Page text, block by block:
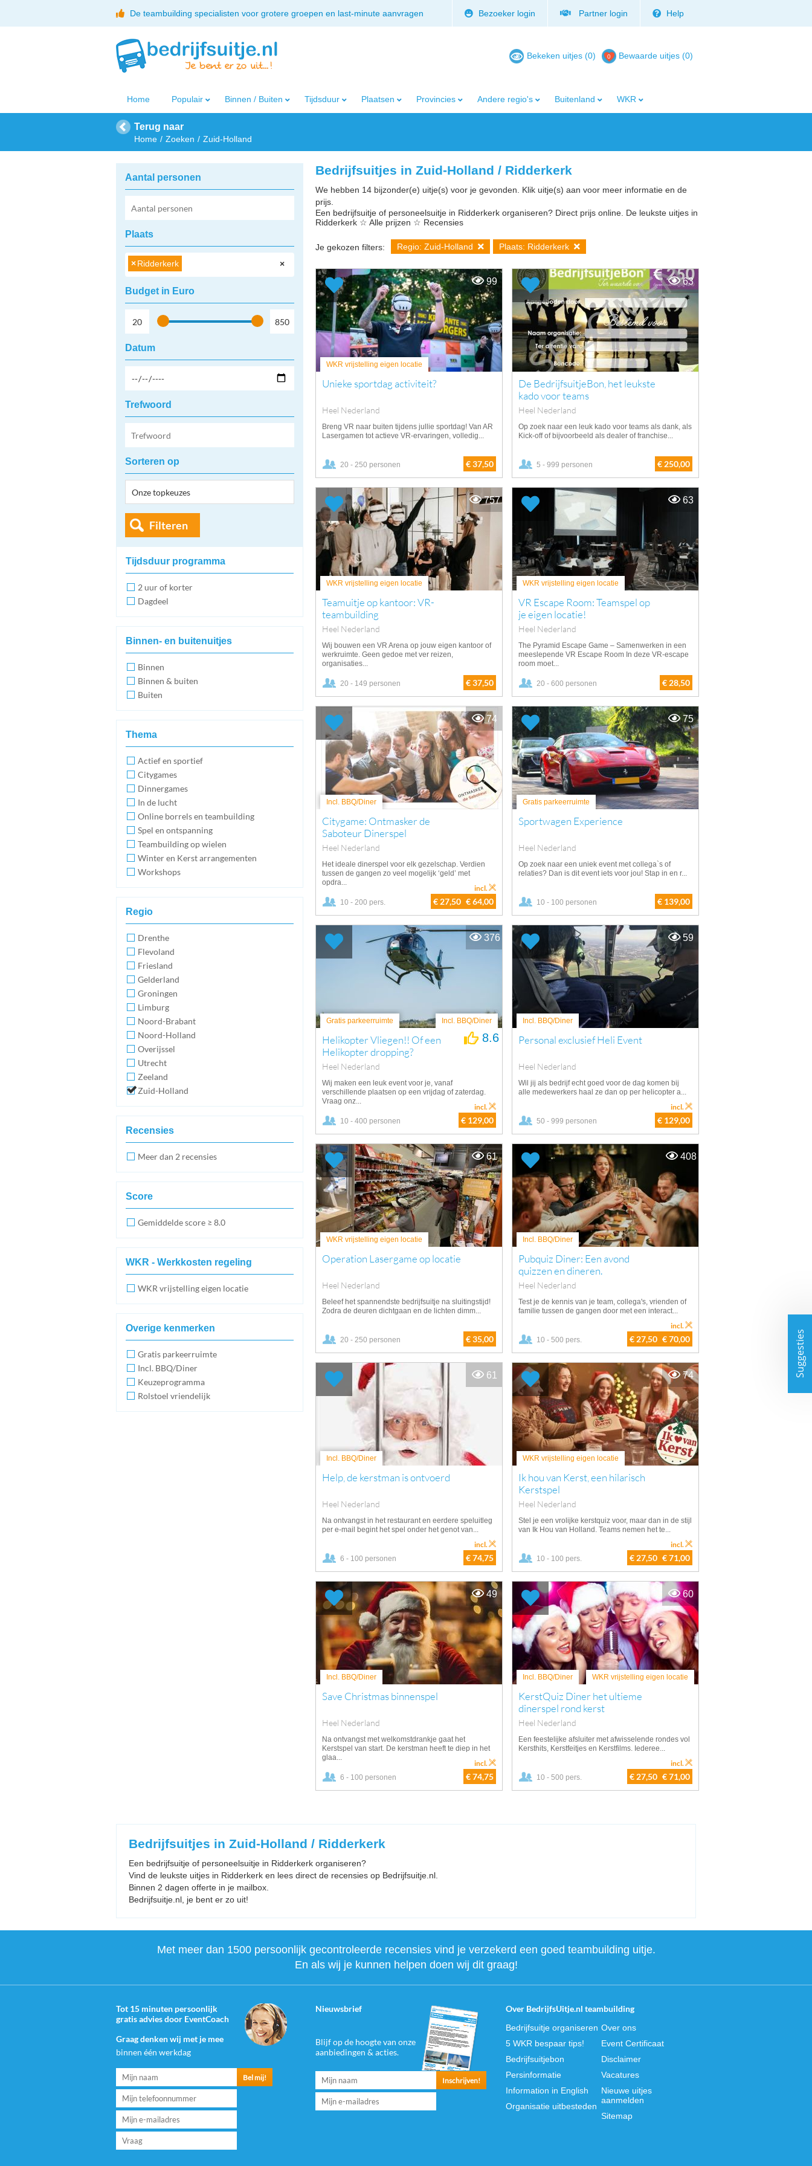
De teambuilding specialisten voor grotere groepen en last-minute aanvragen Bezoeker login Partner login Help
Bekeken uitjes (0) Bewaarde uitjes (0)
Home Populair Binnen / Buiten Tijdsduur Plaatsen Provincies Andere regio's Buitenland WKR
Terug naar
Home Zoeken Zuid-Holland
Aantal personen
Plaats
×
×Ridderkerk
Budget in Euro
Datum
Trefwoord
Sorteren op
Filteren
Tijdsduur programma
2 uur of korter
Dagdeel
Binnen- en buitenuitjes
Binnen
Binnen & buiten
Buiten
Thema
Actief en sportief
Citygames
Dinnergames
In de lucht
Online borrels en teambuilding
Spel en ontspanning
Teambuilding op wielen
Winter en Kerst arrangementen
Workshops
Regio
Drenthe
Flevoland
Friesland
Gelderland
Groningen
Limburg
Noord-Brabant
Noord-Holland
Overijssel
Utrecht
Zeeland
Zuid-Holland
Recensies
Meer dan 2 recensies
Score
Gemiddelde score ≥ 8.0
WKR - Werkkosten regeling
WKR vrijstelling eigen locatie
Overige kenmerken
Gratis parkeerruimte
Incl. BBQ/Diner
Keuzeprogramma
Rolstoel vriendelijk
Bedrijfsuitjes in Zuid-Holland / Ridderkerk
We hebben 14 bijzonder(e) uitje(s) voor je gevonden. Klik uitje(s) aan voor meer informatie en de
prijs.
Een bedrijfsuitje of personeelsuitje in Ridderkerk organiseren? Direct prijs online. De leukste uitjes in
Ridderkerk ☆ Alle prijzen ☆ Recensies
Je gekozen filters: Regio: Zuid-Holland Plaats: Ridderkerk
WKR vrijstelling eigen locatie
Unieke sportdag activiteit?
Heel Nederland
Breng VR naar buiten tijdens jullie sportdag! Van AR
Lasergamen tot actieve VR-ervaringen, volledig...
20 - 250 personen € 37,50
99
De BedrijfsuitjeBon, het leukste
kado voor teams
Heel Nederland
Op zoek naar een leuk kado voor teams als dank, als
Kick-off of bijvoorbeeld als dealer of franchise...
5 - 999 personen € 250,00
63
WKR vrijstelling eigen locatie
Teamuitje op kantoor: VR-
teambuilding
Heel Nederland
Wij bouwen een VR Arena op jouw eigen kantoor of
werkruimte. Geen gedoe met ver reizen,
organisaties...
20 - 149 personen € 37,50
757
WKR vrijstelling eigen locatie
VR Escape Room: Teamspel op
je eigen locatie!
Heel Nederland
The Pyramid Escape Game – Samenwerken in een
meeslepende VR Escape Room In deze VR-escape
room moet...
20 - 600 personen € 28,50
63
Incl. BBQ/Diner
Citygame: Ontmasker de
Saboteur Dinerspel
Heel Nederland
Het ideale dinerspel voor elk gezelschap. Verdien
tussen de gangen zo veel mogelijk ‘geld’ met
opdra...
10 - 200 pers. € 27,50 € 64,00
incl.
74
Gratis parkeerruimte
Sportwagen Experience
Heel Nederland
Op zoek naar een uniek event met collega`s of
relaties? Dan is dit event iets voor jou! Stap in en r...
10 - 100 personen € 139,00
75
Gratis parkeerruimte Incl. BBQ/Diner
Helikopter Vliegen!! Of een
Helikopter dropping?
Heel Nederland
8.6
Wij maken een leuk event voor je, vanaf
verschillende plaatsen op een vrijdag of zaterdag.
Vraag onz...
10 - 400 personen € 129,00
incl.
376
Incl. BBQ/Diner
Personal exclusief Heli Event
Heel Nederland
Wil jij als bedrijf echt goed voor de dag komen bij
alle medewerkers haal ze dan op per helicopter a...
50 - 999 personen € 129,00
incl.
59
WKR vrijstelling eigen locatie
Operation Lasergame op locatie
Heel Nederland
Beleef het spannendste bedrijfsuitje na sluitingstijd!
Zodra de deuren dichtgaan en de lichten dimm...
20 - 250 personen € 35,00
61
Incl. BBQ/Diner
Pubquiz Diner: Een avond
quizzen en dineren.
Heel Nederland
Test je de kennis van je team, collega's, vrienden of
familie tussen de gangen door met een interact...
10 - 500 pers. € 27,50 € 70,00
incl.
408
Incl. BBQ/Diner
Help, de kerstman is ontvoerd
Heel Nederland
Na ontvangst in het restaurant en eerdere speluitleg
per e-mail begint het spel onder het genot van...
6 - 100 personen € 74,75
incl.
61
WKR vrijstelling eigen locatie
Ik hou van Kerst, een hilarisch
Kerstspel
Heel Nederland
Stel je een vrolijke kerstquiz voor, maar dan in de stijl
van Ik Hou van Holland. Teams nemen het te...
10 - 100 pers. € 27,50 € 71,00
incl.
74
Incl. BBQ/Diner
Save Christmas binnenspel
Heel Nederland
Na ontvangst met welkomstdrankje gaat het
Kerstspel van start. De kerstman heeft te diep in het
glaa...
6 - 100 personen € 74,75
incl.
49
Incl. BBQ/Diner WKR vrijstelling eigen locatie
KerstQuiz Diner het ultieme
dinerspel rond kerst
Heel Nederland
Een feestelijke afsluiter met afwisselende rondes vol
Kersthits, Kerstfeitjes en Kerstfilms. Iederee...
10 - 500 pers. € 27,50 € 71,00
incl.
60
Bedrijfsuitjes in Zuid-Holland / Ridderkerk
Een bedrijfsuitje of personeelsuitje in Ridderkerk organiseren?
Vind de leukste uitjes in Ridderkerk en lees direct de recensies op Bedrijfsuitje.nl.
Binnen 2 dagen offerte in je mailbox.
Bedrijfsuitje.nl, je bent er zo uit!
Met meer dan 1500 persoonlijk gecontroleerde recensies vind je verzekerd een goed teambuilding uitje.
En als wij je kunnen helpen doen wij dit graag!
Tot 15 minuten persoonlijk
gratis advies door EventCoach
Graag denken wij met je mee
binnen één werkdag
Nieuwsbrief
Blijf op de hoogte van onze
aanbiedingen & acties.
Over BedrijfsUitje.nl teambuilding
Bedrijfsuitje organiseren
5 WKR bespaar tips!
Bedrijfsuitjebon
Persinformatie
Information in English
Organisatie uitbesteden
Over ons
Event Certificaat
Disclaimer
Vacatures
Nieuwe uitjes
aanmelden
Sitemap
Suggesties